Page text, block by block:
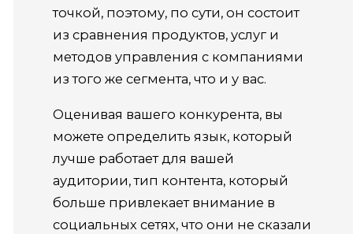
точкой, поэтому, по сути, он состоит
из сравнения продуктов, услуг и
методов управления с компаниями
из того же сегмента, что и у вас.
Оценивая вашего конкурента, вы
можете определить язык, который
лучше работает для вашей
аудитории, тип контента, который
больше привлекает внимание в
социальных сетях, что они не сказали